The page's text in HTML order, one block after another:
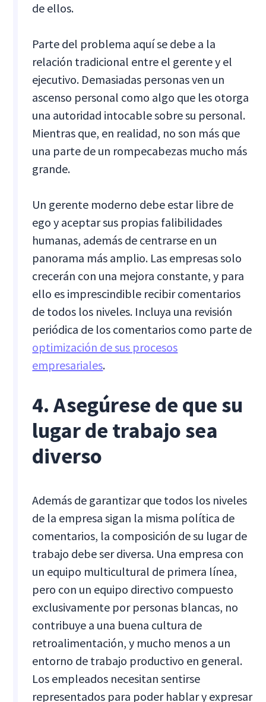
de ellos.
Parte del problema aquí se debe a la
relación tradicional entre el gerente y el
ejecutivo. Demasiadas personas ven un
ascenso personal como algo que les otorga
una autoridad intocable sobre su personal.
Mientras que, en realidad, no son más que
una parte de un rompecabezas mucho más
grande.
Un gerente moderno debe estar libre de
ego y aceptar sus propias falibilidades
humanas, además de centrarse en un
panorama más amplio. Las empresas solo
crecerán con una mejora constante, y para
ello es imprescindible recibir comentarios
de todos los niveles. Incluya una revisión
periódica de los comentarios como parte de
optimización de sus procesos
empresariales.
4. Asegúrese de que su
lugar de trabajo sea
diverso
Además de garantizar que todos los niveles
de la empresa sigan la misma política de
comentarios, la composición de su lugar de
trabajo debe ser diversa. Una empresa con
un equipo multicultural de primera línea,
pero con un equipo directivo compuesto
exclusivamente por personas blancas, no
contribuye a una buena cultura de
retroalimentación, y mucho menos a un
entorno de trabajo productivo en general.
Los empleados necesitan sentirse
representados para poder hablar y expresar